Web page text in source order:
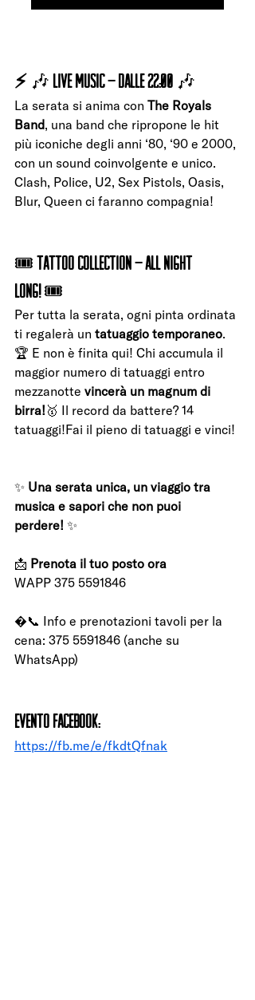
⚡ 🎶 LIVE MUSIC – dalle 22:00 🎶
La serata si anima con The Royals
Band, una band che ripropone le hit
più iconiche degli anni ‘80, ‘90 e 2000,
con un sound coinvolgente e unico.
Clash, Police, U2, Sex Pistols, Oasis,
Blur, Queen ci faranno compagnia!
🎟 TATTOO COLLECTION – All Night
Long! 🎟
Per tutta la serata, ogni pinta ordinata
ti regalerà un tatuaggio temporaneo.
🏆 E non è finita qui! Chi accumula il
maggior numero di tatuaggi entro
mezzanotte vincerà un magnum di
birra! 🥇 Il record da battere? 14
tatuaggi!Fai il pieno di tatuaggi e vinci!
✨ Una serata unica, un viaggio tra
musica e sapori che non puoi
perdere! ✨
📩 Prenota il tuo posto ora
WAPP 375 5591846
�📞 Info e prenotazioni tavoli per la
cena: 375 5591846 (anche su
WhatsApp)
EVENTO facebook:
https://fb.me/e/fkdtQfnak